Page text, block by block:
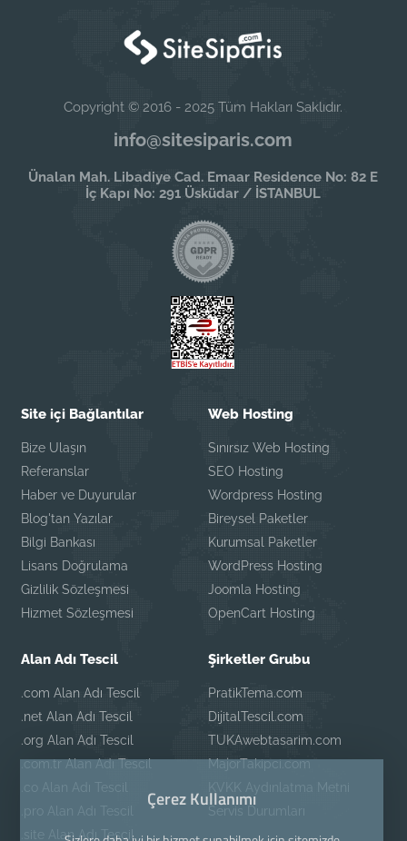
Copyright © 2016 - 2025 Tüm Hakları Saklıdır.
info@sitesiparis.com
Ünalan Mah. Libadiye Cad. Emaar Residence No: 82 E
İç Kapı No: 291 Üsküdar / İSTANBUL
Site içi Bağlantılar
Bize Ulaşın
Referanslar
Haber ve Duyurular
Blog'tan Yazılar
Bilgi Bankası
Lisans Doğrulama
Gizlilik Sözleşmesi
Hizmet Sözleşmesi
Web Hosting
Sınırsız Web Hosting
SEO Hosting
Wordpress Hosting
Bireysel Paketler
Kurumsal Paketler
WordPress Hosting
Joomla Hosting
OpenCart Hosting
Alan Adı Tescil
.com Alan Adı Tescil
.net Alan Adı Tescil
.org Alan Adı Tescil
.com.tr Alan Adı Tescil
.co Alan Adı Tescil
.pro Alan Adı Tescil
.site Alan Adı Tescil
Şirketler Grubu
PratikTema.com
DijitalTescil.com
TUKAwebtasarim.com
MajorTakipci.com
KVKK Aydınlatma Metni
Servis Durumları
Çerez Kullanımı